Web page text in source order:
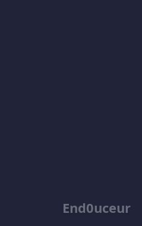
End0uceur